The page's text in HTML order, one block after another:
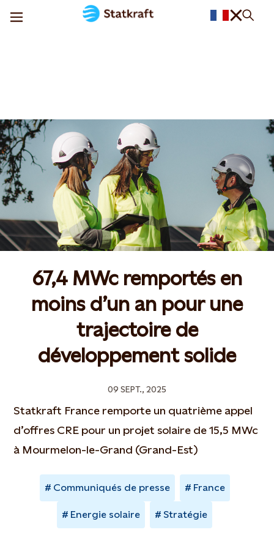
67,4 MWc remportés en
moins d’un an pour une
trajectoire de
développement solide
09 SEPT., 2025
Statkraft France remporte un quatrième appel
d’offres CRE pour un projet solaire de 15,5 MWc
à Mourmelon-le-Grand (Grand-Est)
Communiqués de presse France
Energie solaire Stratégie